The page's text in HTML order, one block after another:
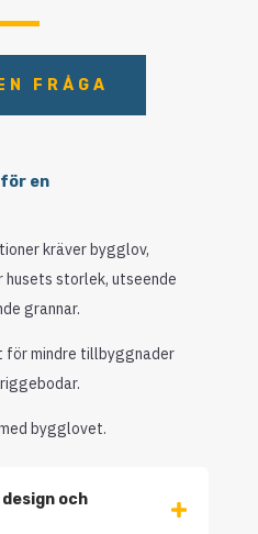
FRÅGA
för en
kräver bygglov,
storlek, utseende
grannar.
för mindre tillbyggnader
bygglovet.
och